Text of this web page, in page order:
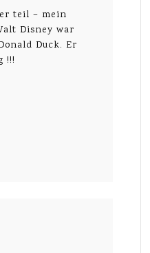
teil – mein
Disney war
Duck. Er
!!!